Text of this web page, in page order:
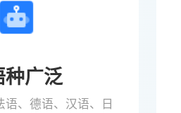
种广泛
、德语、汉语、日